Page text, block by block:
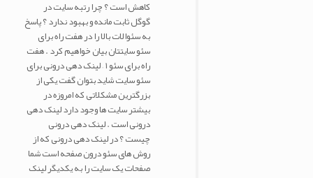
کاهش است ؟ چرا رتبه سایت در
گوگل ثابت مانده و بهبود ندارد ؟ پاسخ
به سئوالات بالا را در هفت راه برای
سئو سایتتان بیان خواهیم کرد . هفت
راه برای سئو ۱ – لینک دهی درونی برای
سئو سایت شاید بتوان گفت یکی از
بزرگترین مشکلاتی که امروزه در
بیشتر سایت ها وجود دارد لینک دهی
درونی است . لینک دهی درونی
چیست ؟ در لینک دهی درونی که از
روش های سئو درون صفحه است شما
صفحات یک سایت را به یکدیگر لینک